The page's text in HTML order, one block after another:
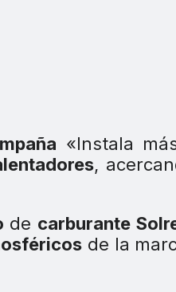
«Instala
,
de carburante
de la